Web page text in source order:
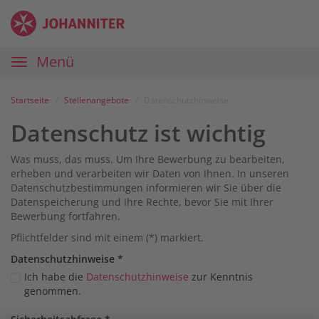
Zum
Inhalt
Anmelden
Zur
Navigation
Zur
Startseite
Karriereportal
Johanniter
Hauptnavigation
Menü
Startseite Stellenangebote
Datenschutz ist wichtig
Was muss, das muss. Um Ihre Bewerbung zu bearbeiten,
erheben und verarbeiten wir Daten von Ihnen. In unseren
Datenschutzbestimmungen informieren wir Sie über die
Datenspeicherung und Ihre Rechte, bevor Sie mit Ihrer
Bewerbung fortfahren.
Pflichtfelder sind mit einem (*) markiert.
Datenschutz­hinweise *
Ich habe die Datenschutzhinweise zur Kenntnis
genommen.